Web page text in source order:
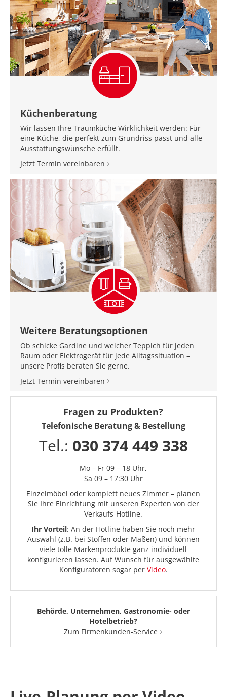
Küchenberatung
Wir lassen Ihre Traumküche Wirklichkeit werden: Für
eine Küche, die perfekt zum Grundriss passt und alle
Ausstattungswünsche erfüllt.
Jetzt Termin vereinbaren
Weitere Beratungsoptionen
Ob schicke Gardine und weicher Teppich für jeden
Raum oder Elektrogerät für jede Alltagssituation –
unsere Profis beraten Sie gerne.
Jetzt Termin vereinbaren
Fragen zu Produkten?
Telefonische Beratung & Bestellung
Tel.: 030 374 449 338
Mo – Fr 09 – 18 Uhr,
Sa 09 – 17:30 Uhr
Einzelmöbel oder komplett neues Zimmer – planen
Sie Ihre Einrichtung mit unseren Experten von der
Verkaufs-Hotline.
Ihr Vorteil: An der Hotline haben Sie noch mehr
Auswahl (z.B. bei Stoffen oder Maßen) und können
viele tolle Markenprodukte ganz individuell
konfigurieren lassen. Auf Wunsch für ausgewählte
Konfiguratoren sogar per Video.
Behörde, Unternehmen, Gastronomie- oder
Hotelbetrieb?
Zum Firmenkunden-Service